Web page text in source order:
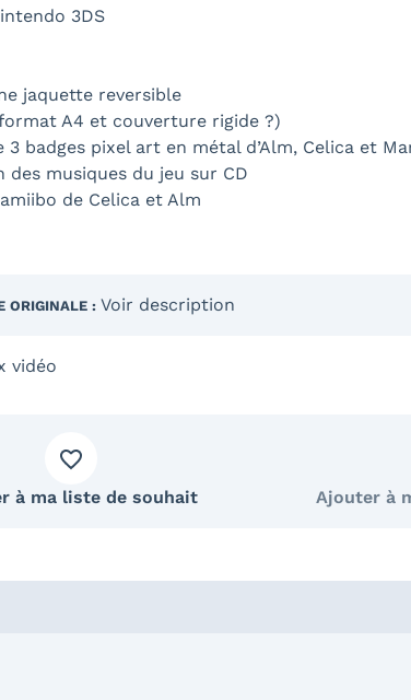
3DS
jaquette reversible
A4 et couverture rigide ?)
badges pixel art en métal d’Alm, Celica et
des musiques du jeu sur CD
de Celica et Alm
ORIGINALE : Voir description
vidéo
à ma liste de souhait Ajouter à